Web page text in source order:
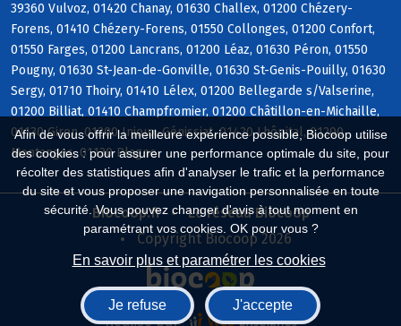
Afin de vous offrir la meilleure expérience possible, Biocoop utilise
des cookies : pour assurer une performance optimale du site, pour
récolter des statistiques afin d'analyser le trafic et la performance
du site et vous proposer une navigation personnalisée en toute
sécurité. Vous pouvez changer d'avis à tout moment en
paramétrant vos cookies. OK pour vous ?
En savoir plus et paramétrer les cookies
Je refuse J'accepte
39360 Vulvoz, 01420 Chanay, 01630 Challex, 01200 Chézery-
Forens, 01410 Chézery-Forens, 01550 Collonges, 01200 Confort,
01550 Farges, 01200 Lancrans, 01200 Léaz, 01630 Péron, 01550
Pougny, 01630 St-Jean-de-Gonville, 01630 St-Genis-Pouilly, 01630
Sergy, 01710 Thoiry, 01410 Lélex, 01200 Bellegarde s/Valserine,
01200 Billiat, 01410 Champfromier, 01200 Châtillon-en-Michaille,
01130 Giron, 01200 Injoux-Génissiat, 01420 Lhôpital, 01200
Montanges, 01130 Plagne
Biocoop.fr
Le réseau Biocoop
Copyright Biocoop 2026
Réalisé par